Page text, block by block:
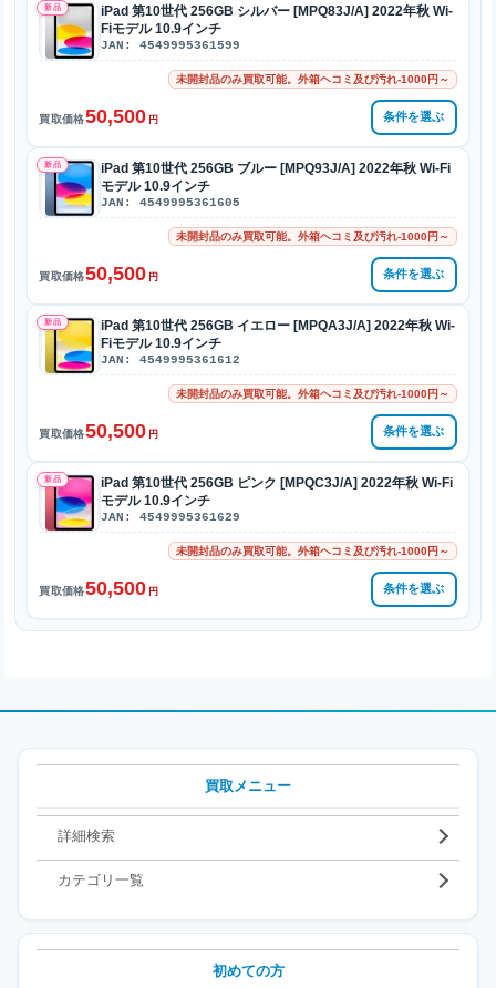
新品
iPad 第10世代 256GB シルバー [MPQ83J/A] 2022年秋 Wi-
Fiモデル 10.9インチ
JAN: 4549995361599
未開封品のみ買取可能。外箱ヘコミ及び汚れ-1000円～
買取価格50,500 円 条件を選ぶ
新品
iPad 第10世代 256GB ブルー [MPQ93J/A] 2022年秋 Wi-Fi
モデル 10.9インチ
JAN: 4549995361605
未開封品のみ買取可能。外箱ヘコミ及び汚れ-1000円～
買取価格50,500 円 条件を選ぶ
新品
iPad 第10世代 256GB イエロー [MPQA3J/A] 2022年秋 Wi-
Fiモデル 10.9インチ
JAN: 4549995361612
未開封品のみ買取可能。外箱ヘコミ及び汚れ-1000円～
買取価格50,500 円 条件を選ぶ
新品
iPad 第10世代 256GB ピンク [MPQC3J/A] 2022年秋 Wi-Fi
モデル 10.9インチ
JAN: 4549995361629
未開封品のみ買取可能。外箱ヘコミ及び汚れ-1000円～
買取価格50,500 円 条件を選ぶ
買取メニュー
詳細検索
カテゴリ一覧
初めての方